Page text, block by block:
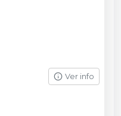
Ver info